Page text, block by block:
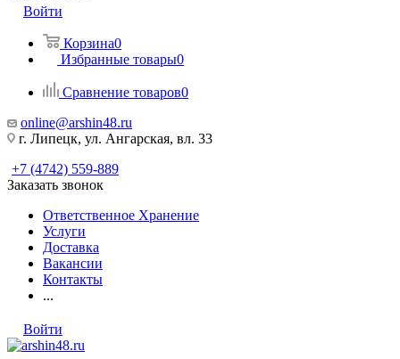
Войти
Корзина0
Избранные товары0
Сравнение товаров0
online@arshin48.ru
г. Липецк, ул. Ангарская, вл. 33
+7 (4742) 559-889
Заказать звонок
Ответственное Хранение
Услуги
Доставка
Вакансии
Контакты
...
Войти